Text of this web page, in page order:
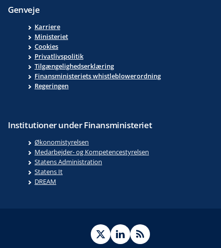
Genveje
Karriere
Ministeriet
Cookies
Privatlivspolitik
Tilgængelighedserklæring
Finansministeriets whistleblowerordning
Regeringen
Institutioner under Finansministeriet
Økonomistyrelsen
Medarbejder- og Kompetencestyrelsen
Statens Administration
Statens It
DREAM
TwitterLinkedIn
RSS